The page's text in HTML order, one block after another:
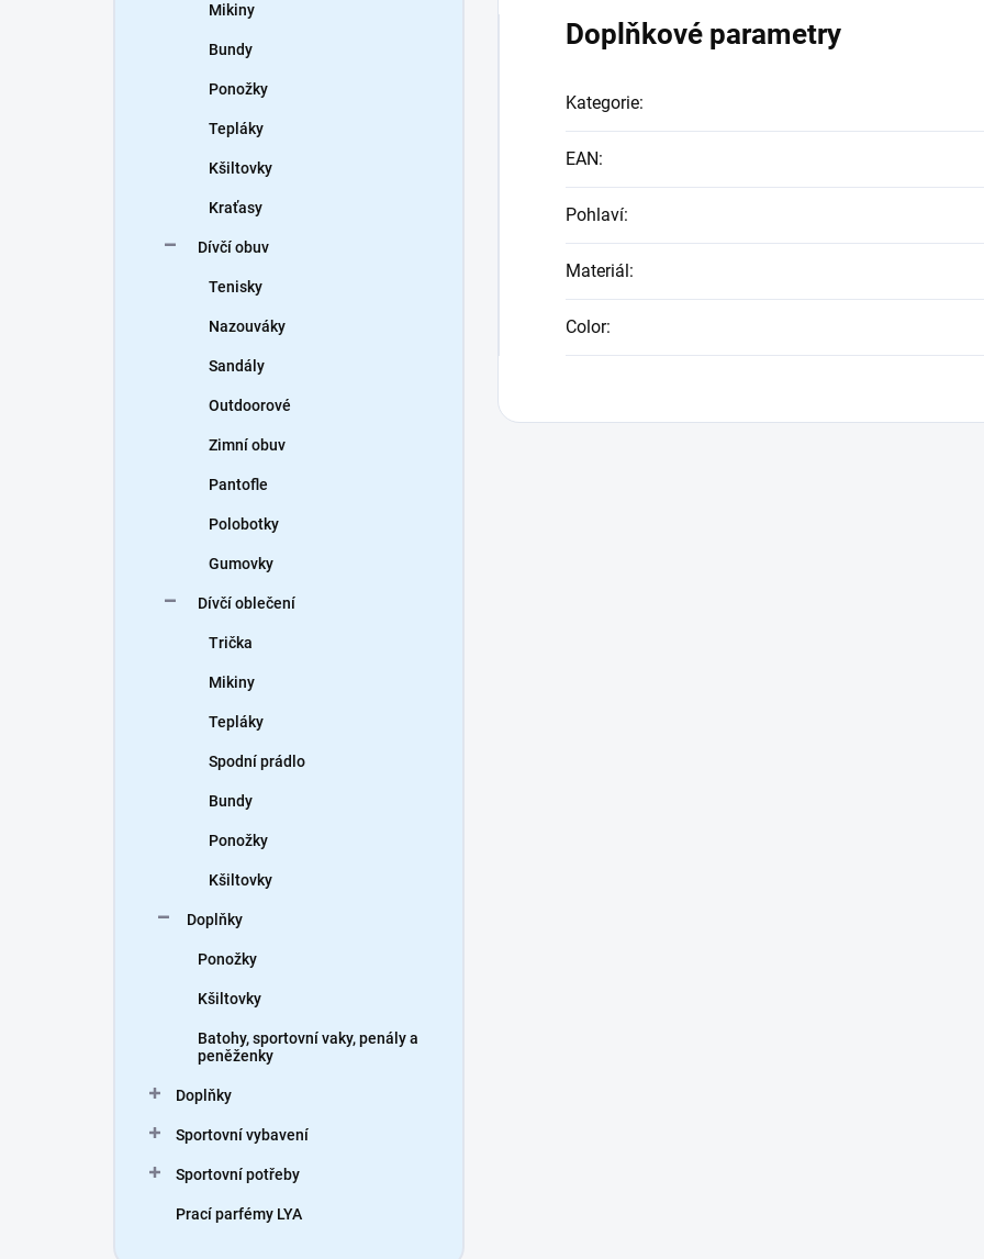
Mikiny
Bundy
Ponožky
Tepláky
Kšiltovky
Kraťasy
Dívčí obuv
Tenisky
Nazouváky
Sandály
Outdoorové
Zimní obuv
Pantofle
Polobotky
Gumovky
Dívčí oblečení
Trička
Mikiny
Tepláky
Spodní prádlo
Bundy
Ponožky
Kšiltovky
Doplňky
Ponožky
Kšiltovky
Batohy, sportovní vaky, penály a
peněženky
Doplňky
Sportovní vybavení
Sportovní potřeby
Prací parfémy LYA
Doplňkové parametry
Kategorie:
EAN:
Pohlaví:
Materiál:
Color: